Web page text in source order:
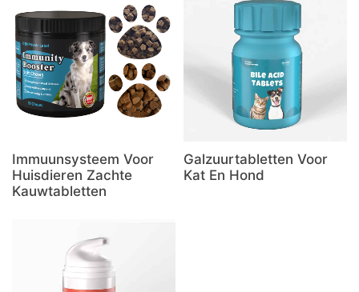
Immuunsysteem Voor
Huisdieren Zachte
Kauwtabletten
Galzuurtabletten Voor
Kat En Hond